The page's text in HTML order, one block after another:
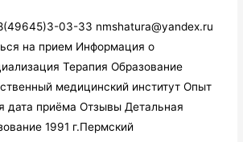
03-33 nmshatura@yandex.ru
на прием Информация о
Терапия Образование
медицинский институт Опыт
дата приёма Отзывы Детальная
1991 г.Пермский